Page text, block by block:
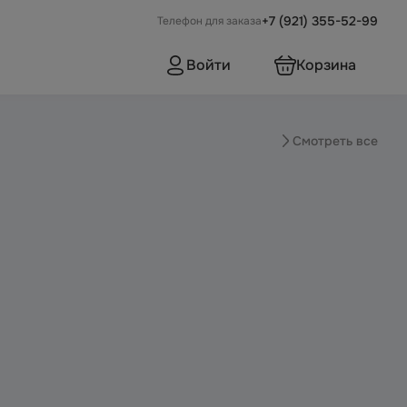
Телефон для заказа+7 (921) 355-52-99
Войти Корзина
Смотреть все